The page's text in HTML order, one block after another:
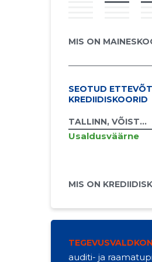
MIS ON
SEOTUD
KREDIIDISKOORID
TALLINN,
Usaldusväärne
MIS ON
auditi- ja